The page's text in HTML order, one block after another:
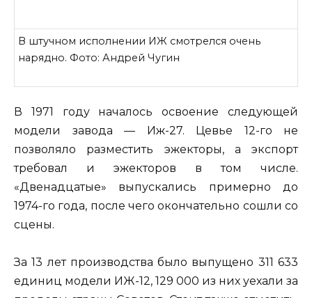
В штучном исполнении ИЖ смотрелся очень
нарядно. Фото: Андрей Чугин
В 1971 году началось освоение следующей
модели завода — Иж-27. Цевье 12-го не
позволяло разместить эжекторы, а экспорт
требовал и эжекторов в том числе.
«Двенадцатые» выпускались примерно до
1974-го года, после чего окончательно сошли со
сцены.
За 13 лет производства было выпущено 311 633
единиц модели ИЖ-12, 129 000 из них уехали за